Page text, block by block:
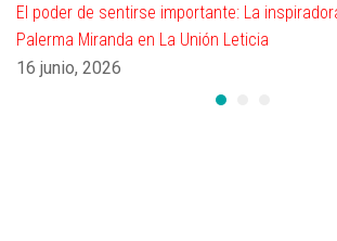
El poder de sentirse importante: La
Palerma Miranda en La Unión Leticia
16 junio, 2026